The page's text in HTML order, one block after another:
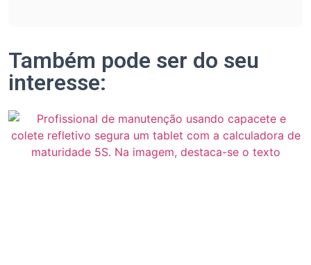
Também pode ser do seu
interesse: